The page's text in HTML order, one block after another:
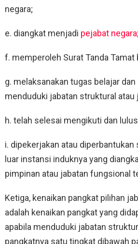
negara;
e. diangkat menjadi pejabat negara;
f. memperoleh Surat Tanda Tamat
g. melaksanakan tugas belajar
menduduki jabatan struktural atau
h. telah selesai mengikuti dan
i. dipekerjakan atau diperbantukan
luar instansi induknya yang
pimpinan atau jabatan fungsional
Ketiga, kenaikan pangkat pilihan
adalah kenaikan pangkat yang
apabila menduduki jabatan
pangkatnya satu tingkat dibawah